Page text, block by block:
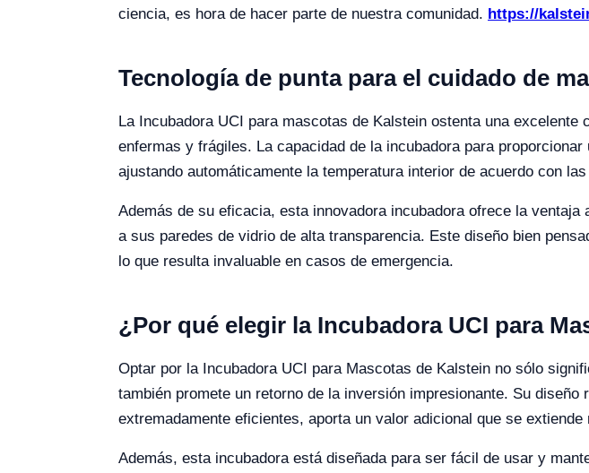
ciencia, es hora de hacer parte de nuestra comunidad. https://
Tecnología de punta para el cuidado de
La Incubadora UCI para mascotas de Kalstein ostenta una
enfermas y frágiles. La capacidad de la incubadora para
ajustando automáticamente la temperatura interior de acuerdo con
Además de su eficacia, esta innovadora incubadora ofrece la
a sus paredes de vidrio de alta transparencia. Este diseño bien
lo que resulta invaluable en casos de emergencia.
¿Por qué elegir la Incubadora UCI para
Optar por la Incubadora UCI para Mascotas de Kalstein no sólo
también promete un retorno de la inversión impresionante. Su
extremadamente eficientes, aporta un valor adicional que se
Además, esta incubadora está diseñada para ser fácil de usar y